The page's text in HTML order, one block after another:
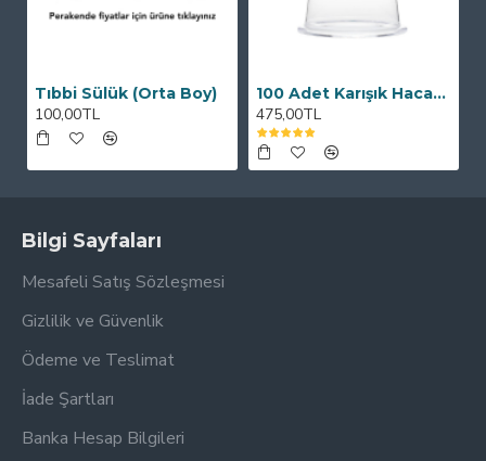
Tıbbi Sülük (Orta Boy)
100,00TL
100 Adet Karışık Hacamat Kupası
475,00TL
Bilgi Sayfaları
Mesafeli Satış Sözleşmesi
Gizlilik ve Güvenlik
Ödeme ve Teslimat
İade Şartları
Banka Hesap Bilgileri